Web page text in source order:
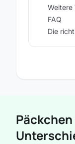
Weitere
FAQ
Die